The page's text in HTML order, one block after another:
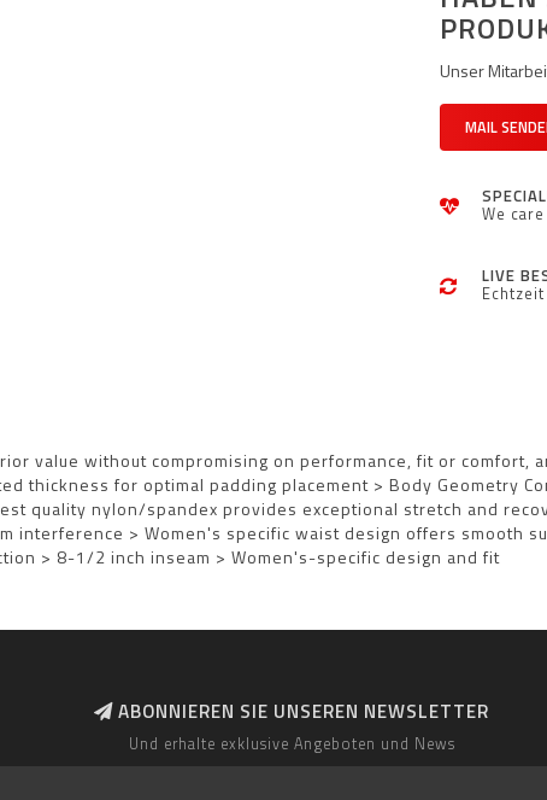
Unser
MAIL
We
LIVE
value without compromising on performance, fit or comfort,
thickness for optimal padding placement > Body Geometry
quality nylon/spandex provides exceptional stretch and
interference > Women's specific waist design offers smooth
> 8-1/2 inch inseam > Women's-specific design and fit
ABONNIEREN SIE UNSEREN NEWSLETTER
Und erhalte exklusive Angeboten und News